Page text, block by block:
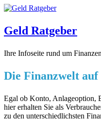
Geld Ratgeber
Ihre Infoseite rund um Finanzen
Die Finanzwelt
Egal ob Konto, Anlageoption,
hier erhalten Sie als
zu den unterschiedlichsten